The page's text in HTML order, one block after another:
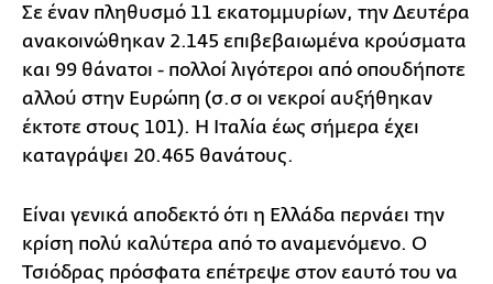
Σε έναν πληθυσμό 11 εκατομμυρίων, την Δευτέρα
ανακοινώθηκαν 2.145 επιβεβαιωμένα κρούσματα
και 99 θάνατοι - πολλοί λιγότεροι από οπουδήποτε
αλλού στην Ευρώπη (σ.σ οι νεκροί αυξήθηκαν
έκτοτε στους 101). Η Ιταλία έως σήμερα έχει
καταγράψει 20.465 θανάτους.
Είναι γενικά αποδεκτό ότι η Ελλάδα περνάει την
κρίση πολύ καλύτερα από το αναμενόμενο. Ο
Τσιόδρας πρόσφατα επέτρεψε στον εαυτό του να